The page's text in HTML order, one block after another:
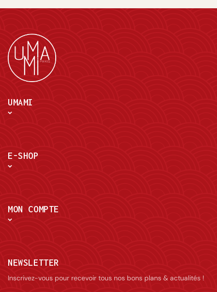
UMAMI
E-SHOP
MON COMPTE
NEWSLETTER
Inscrivez-vous pour recevoir tous nos bons plans & actualités !